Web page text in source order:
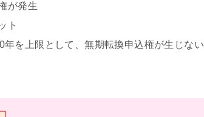
が発生
ト
を上限として、無期転換申込権が生じない